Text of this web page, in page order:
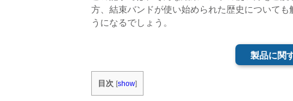
方、結束バンドが使い始められた歴史について
うになるでしょう。
製品に関
目次 [show]